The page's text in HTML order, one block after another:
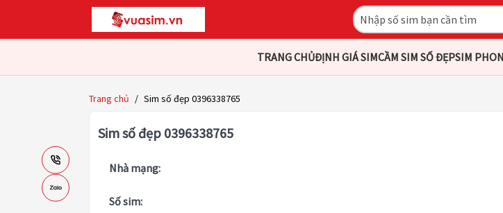
TRANG CHỦĐỊNH GIÁ SIMCẦM SIM SỐ ĐẸPSIM
Trang chủ / Sim số đẹp 0396338765
Sim số đẹp 0396338765
Nhà mạng:
Số sim: